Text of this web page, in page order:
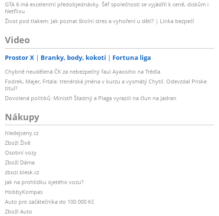
GTA 6 má excelentní předobjednávky. Šéf společnosti se vyjádřil k ceně, diskům i
Netflixu
Život pod tlakem: Jak poznat školní stres a vyhoření u dětí? | Linka bezpečí
Video
Prostor X Branky, body, kokoti Fortuna liga
Chybně neudělená ČK za nebezpečný faul Ayaosiho na Trédla
Fodrek, Majer, Frťala: trenérská jména v kurzu a vysmátý Chytil. Odevzdal Priske
titul?
Dovolená politiků: Ministři Šťastný a Plaga vyrazili na člun na Jadran
Nákupy
hledejceny.cz
Zboží Živě
Osobní vozy
Zboží Dáma
zbozi.blesk.cz
Jak na prohlídku ojetého vozu?
HobbyKompas
Auto pro začátečníka do 100 000 Kč
Zboží Auto